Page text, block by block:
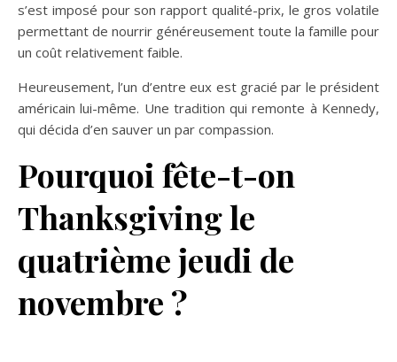
s’est imposé pour son rapport qualité-prix, le gros volatile
permettant de nourrir généreusement toute la famille pour
un coût relativement faible.
Heureusement, l’un d’entre eux est gracié par le président
américain lui-même. Une tradition qui remonte à Kennedy,
qui décida d’en sauver un par compassion.
Pourquoi fête-t-on
Thanksgiving le
quatrième jeudi de
novembre ?